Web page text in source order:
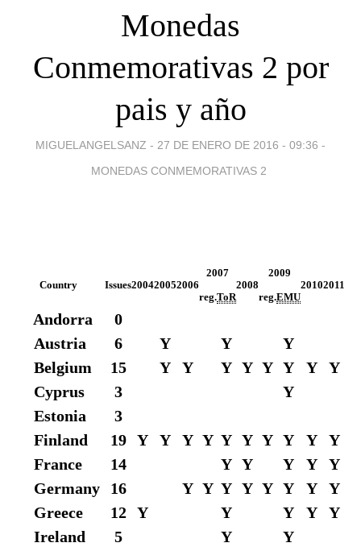
Monedas
Conmemorativas 2 por
pais y año
MIGUELANGELSANZ - 27 DE ENERO DE 2016 - 09:36 -
MONEDAS CONMEMORATIVAS 2 
Country Issues200420052006
2007
2008
2009
20102011
reg.ToR reg.EMU
Andorra
0
Austria
6 Y Y
Y
Belgium
15 Y Y Y Y Y Y Y Y
Cyprus
3
Y
Estonia
3
Finland
19 Y Y Y Y Y Y Y Y Y Y
France
14 Y Y Y Y Y
Germany
16 Y Y Y Y Y Y Y Y
Greece
12 Y Y Y Y
Y
Ireland
5 Y
Y